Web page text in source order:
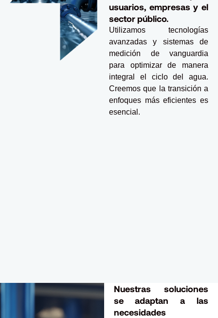
usuarios, empresas y el
sector público.
Utilizamos tecnologías
avanzadas y sistemas de
medición de vanguardia
para optimizar de manera
integral el ciclo del agua.
Creemos que la transición a
enfoques más eficientes es
esencial.
Nuestras soluciones
se adaptan a las
necesidades